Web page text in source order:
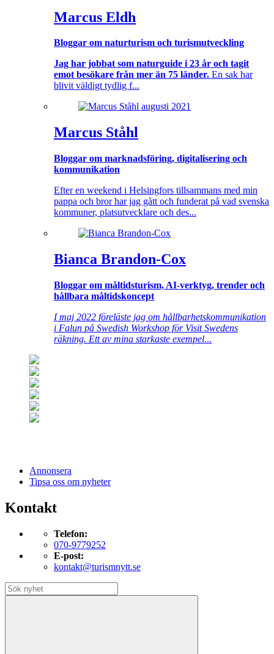
Marcus Eldh
Bloggar om naturturism och turismutveckling
Jag har jobbat som naturguide i 23 år och tagit
emot besökare från mer än 75 länder. En sak har
blivit väldigt tydlig f...
Marcus Ståhl
Bloggar om marknadsföring, digitalisering och
kommunikation
Efter en weekend i Helsingfors tillsammans med min
pappa och bror har jag gått och funderat på vad svenska
kommuner, platsutvecklare och des...
Bianca Brandon-Cox
Bloggar om måltidsturism, AI-verktyg, trender och
hållbara måltidskoncept
I maj 2022 föreläste jag om hållbarhetskommunikation
i Falun på Swedish Workshop för Visit Swedens
räkning. Ett av mina starkaste exempel...
Annonsera
Tipsa oss om nyheter
Kontakt
Telefon:
070-9779252
E-post:
kontakt@turismnytt.se